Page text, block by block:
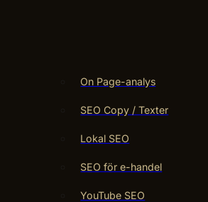
On Page-analys
SEO Copy / Texter
Lokal SEO
SEO för e-handel
YouTube SEO